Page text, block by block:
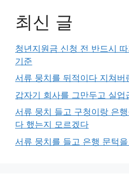
최신 글
청년지원금 신청 전 반드시
기준
서류 뭉치를 뒤적이다 지쳐버
갑자기 회사를 그만두고 실
서류 뭉치 들고 구청이랑 은
다 했는지 모르겠다
서류 뭉치를 들고 은행 문턱